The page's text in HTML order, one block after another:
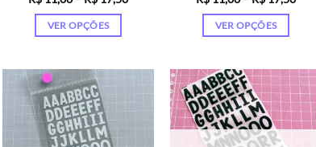
VER OPÇÕES
tem
várias
variantes.
As
VER OPÇÕES
tem
várias
variantes.
As